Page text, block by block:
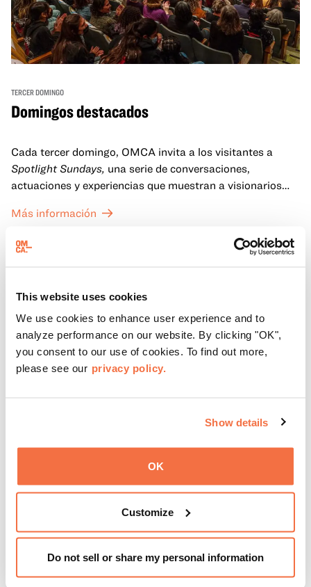
This website uses cookies
We use cookies to enhance user experience and to
analyze performance on our website. By clicking "OK",
you consent to our use of cookies. To find out more,
please see our privacy policy.
Show details
OK
Customize
Do not sell or share my personal information
TERCER DOMINGO
Domingos destacados
Cada tercer domingo, OMCA invita a los visitantes a
Spotlight Sundays, una serie de conversaciones,
actuaciones y experiencias que muestran a visionarios
Más información
PRIMEROS DOMINGOS
Primeros domingos
a las Galerías de Arte, Historia y Ciencias Naturales de
California del OMCA es gratuita y las entradas para las